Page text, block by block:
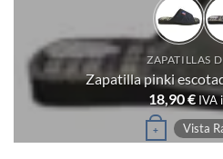
página
de
Las
se
pueden
elegir
ZAPATILLAS
Zapatilla pinki
18,90€ IVA
+
Este
Vista